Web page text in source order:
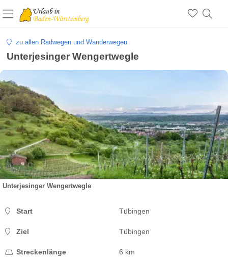
zu allen Radwegen und Wanderwegen
Unterjesinger Wengertwegle
Unterjesinger Wengertwegle
Start Tübingen
Ziel Tübingen
Streckenlänge 6 km